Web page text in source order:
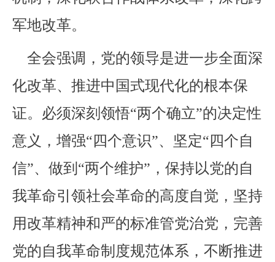
军地改革。
全会强调，党的领导是进一步全面深
化改革、推进中国式现代化的根本保
证。必须深刻领悟“两个确立”的决定性
意义，增强“四个意识”、坚定“四个自
信”、做到“两个维护”，保持以党的自
我革命引领社会革命的高度自觉，坚持
用改革精神和严的标准管党治党，完善
党的自我革命制度规范体系，不断推进